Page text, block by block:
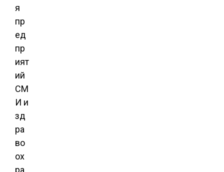
я
пр
ед
пр
ият
ий
СМ
И и
зд
ра
во
ох
ра